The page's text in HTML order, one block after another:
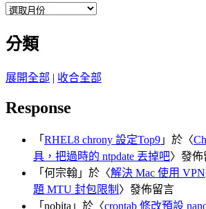
彙
分類
展開全部 | 收合全部
Response
「 RHEL8 chrony 設定Top9 」於〈
具，把過時的 ntpdate 丟掉吧〉發佈
「 何宗翰 」於〈解決 Mac 使用
題 MTU 封包限制 〉發佈留言
「 nobita 」於〈crontab 修改預設